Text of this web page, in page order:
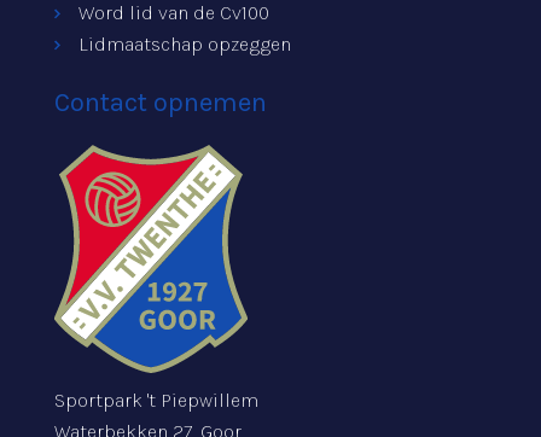
Word lid van de Cv100
Lidmaatschap opzeggen
Contact opnemen
Sportpark 't Piepwillem
Waterbekken 27, Goor